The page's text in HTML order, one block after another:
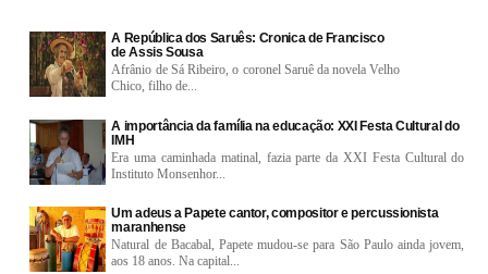
A República dos Saruês: Cronica de Francisco
de Assis Sousa
Afrânio de Sá Ribeiro, o coronel Saruê da novela Velho
Chico, filho de...
A importância da família na educação: XXI Festa Cultural do
IMH
Era uma caminhada matinal, fazia parte da XXI Festa Cultural do
Instituto Monsenhor...
Um adeus a Papete cantor, compositor e percussionista
maranhense
Natural de Bacabal, Papete mudou-se para São Paulo ainda jovem,
aos 18 anos. Na capital...